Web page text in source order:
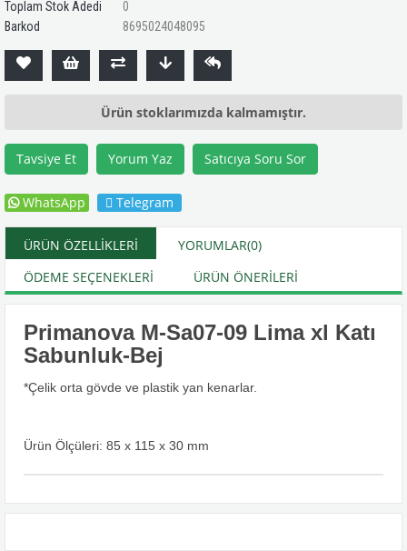
Toplam Stok Adedi
0
Barkod
8695024048095
Ürün stoklarımızda kalmamıştır.
Tavsiye Et Yorum Yaz Satıcıya Soru Sor
WhatsApp Telegram
ÜRÜN ÖZELLIKLERI YORUMLAR(0)
ÖDEME SEÇENEKLERI
ÜRÜN ÖNERILERI
Primanova M-Sa07-09 Lima xl Katı
Sabunluk-Bej
*Çelik orta gövde ve plastik yan kenarlar.
Ürün Ölçüleri: 85 x 115 x 30 mm